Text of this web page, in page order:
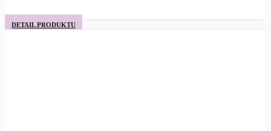
DETAIL PRODUKTU